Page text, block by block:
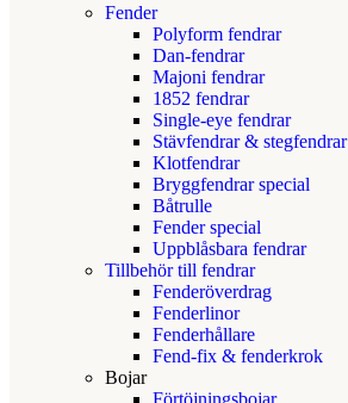
Fender
Polyform fendrar
Dan-fendrar
Majoni fendrar
1852 fendrar
Single-eye fendrar
Stävfendrar & stegfendrar
Klotfendrar
Bryggfendrar special
Båtrulle
Fender special
Uppblåsbara fendrar
Tillbehör till fendrar
Fenderöverdrag
Fenderlinor
Fenderhållare
Fend-fix & fenderkrok
Bojar
Förtöjningsbojar